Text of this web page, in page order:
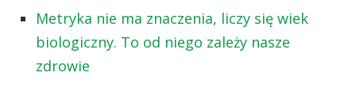
Metryka nie ma znaczenia, liczy się wiek
biologiczny. To od niego zależy nasze
zdrowie